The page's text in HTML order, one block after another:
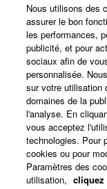
Yamaha Music ID -
A propos de Yamaha
France - French
Professionnel
Nous utilisons des
assurer le bon
les performances,
publicité, et pour
sociaux afin de
personnalisée.
sur votre utilisation
domaines de la
l'analyse. En
vous acceptez
technologies. Pour
cookies ou pour
Paramètres des
utilisation, cliquez